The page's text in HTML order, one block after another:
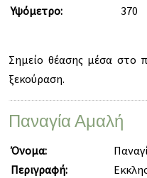
Υψόμετρο:
370
Σημείο θέασης μέσα στο
ξεκούραση.
Παναγία Αμαλή
Όνομα:
Περιγραφή: